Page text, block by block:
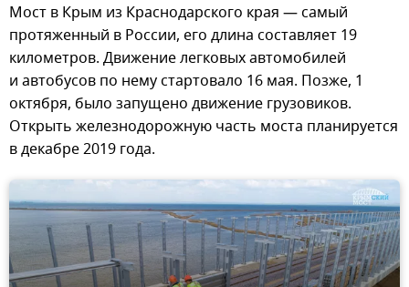
Мост в Крым из Краснодарского края — самый
протяженный в России, его длина составляет 19
километров. Движение легковых автомобилей
и автобусов по нему стартовало 16 мая. Позже, 1
октября, было запущено движение грузовиков.
Открыть железнодорожную часть моста планируется
в декабре 2019 года.